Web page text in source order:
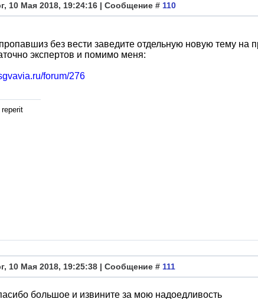
10 Мая 2018, 19:24:16 | Сообщение # 110
без вести заведите отдельную новую тему на
экспертов и помимо меня:
forum/276
10 Мая 2018, 19:25:38 | Сообщение # 111
большое и извините за мою надоедливость